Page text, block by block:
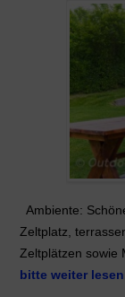
Ambiente:
Zeltplatz,
Zeltplätzen sowie
bitte weiter